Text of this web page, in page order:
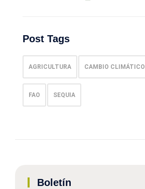
Post Tags
AGRICULTURA CAMBIO CLIMÁTICO
FAO SEQUIA
Boletín